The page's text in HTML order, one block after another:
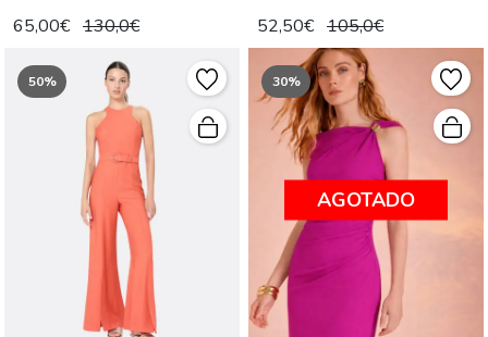
65,00€ 130,0€ 52,50€ 105,0€
50% 30%
AGOTADO